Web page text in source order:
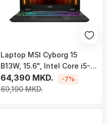
Laptop MSI Cyborg 15
B13W, 15.6", Intel Core i5-
13420H, 16GB DDR5, 512GB
SSD, NVIDIA GeForce RTX
64,390 MKD.
69,190 MKD.
-7%